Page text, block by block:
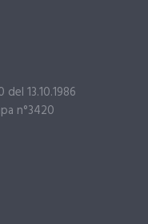
13.10.1986
n°3420